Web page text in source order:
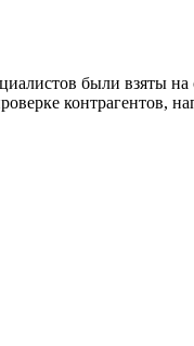
были взяты на
контрагентов,